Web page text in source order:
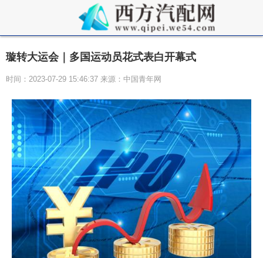
璇转大运会｜多国运动员花式表白开幕式
时间：2023-07-29 15:46:37 来源：中国青年网